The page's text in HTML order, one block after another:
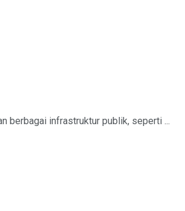
berbagai infrastruktur publik, seperti ...